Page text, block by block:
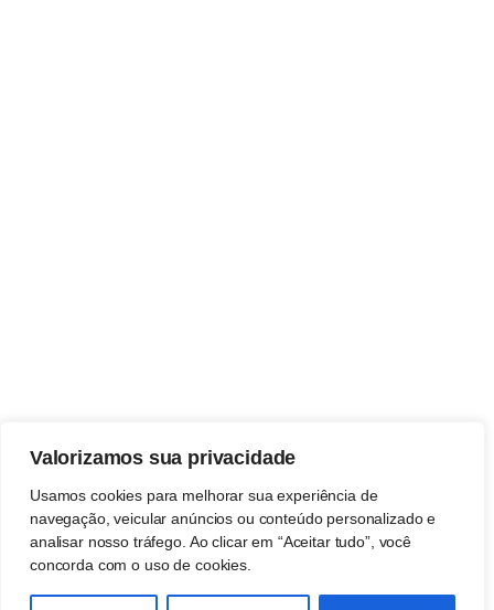
Valorizamos sua privacidade
Usamos cookies para melhorar sua experiência de
navegação, veicular anúncios ou conteúdo personalizado e
analisar nosso tráfego. Ao clicar em “Aceitar tudo”, você
concorda com o uso de cookies.